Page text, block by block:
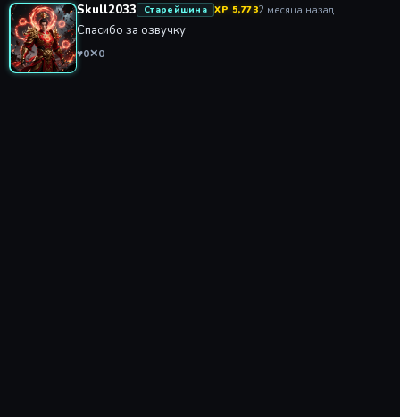
Skull2033 Старейшина XP 5,7732 месяца назад
Спасибо за озвучку
♥0✕0